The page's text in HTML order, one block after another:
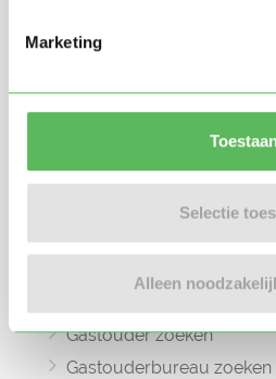
Marketing
Selectie
Alleen
in 2017, bedoeld om ouders,
brengen.
Gastouder zoeken
Gastouderbureau zoeken